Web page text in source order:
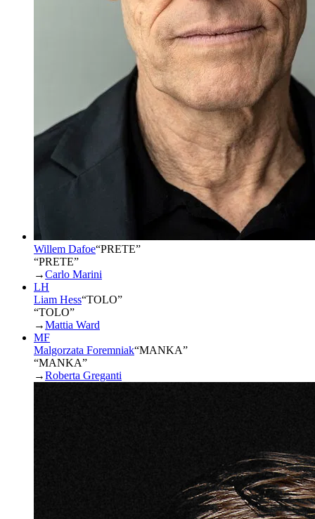
Willem Dafoe“PRETE”
“PRETE”
→Carlo Marini
LH
Liam Hess“TOLO”
“TOLO”
→Mattia Ward
MF
Malgorzata Foremniak“MANKA”
“MANKA”
→Roberta Greganti